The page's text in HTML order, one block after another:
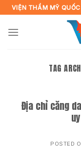
Skip
to
content
VIỆN THẨM MỸ
TAG
Địa chỉ căng
POSTED